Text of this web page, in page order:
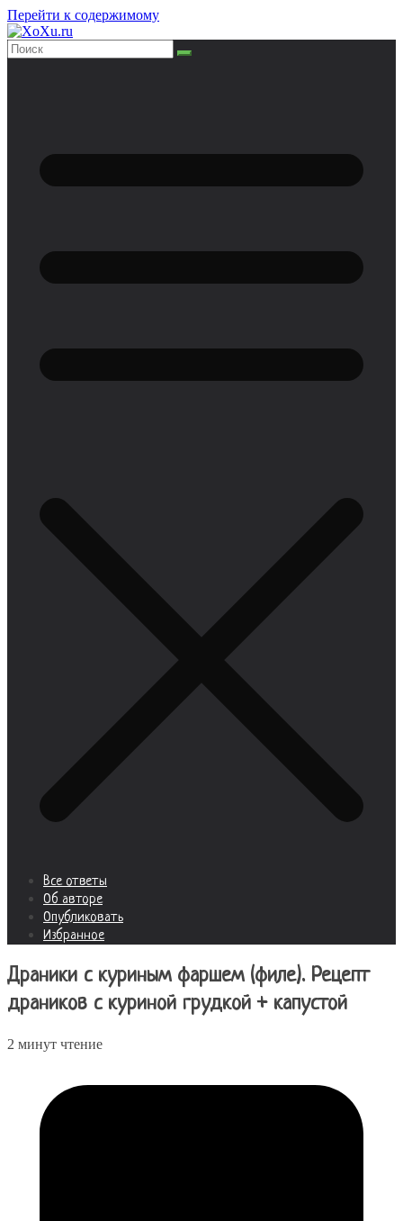
Перейти к содержимому
Все ответы
Об авторе
Опубликовать
Избранное
Драники с куриным фаршем (филе). Рецепт
драников с куриной грудкой + капустой
2 минут чтение